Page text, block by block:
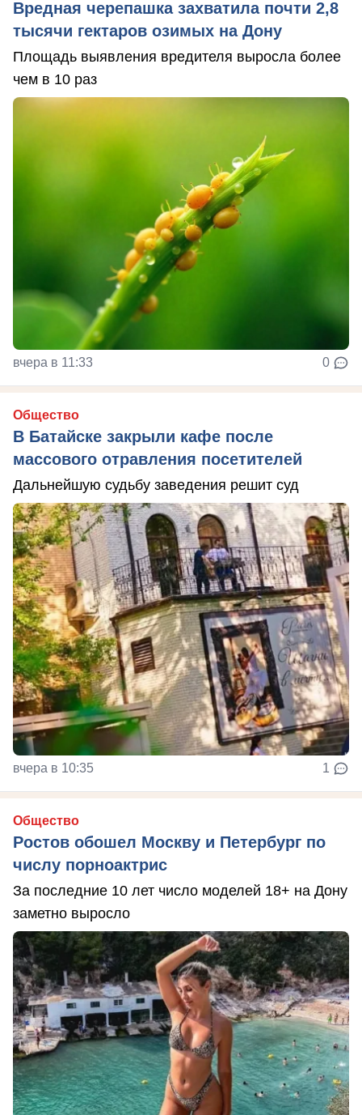
Вредная черепашка захватила почти 2,8
тысячи гектаров озимых на Дону
Площадь выявления вредителя выросла более
чем в 10 раз
вчера в 11:33 0
Общество
В Батайске закрыли кафе после
массового отравления посетителей
Дальнейшую судьбу заведения решит суд
вчера в 10:35 1
Общество
Ростов обошел Москву и Петербург по
числу порноактрис
За последние 10 лет число моделей 18+ на Дону
заметно выросло